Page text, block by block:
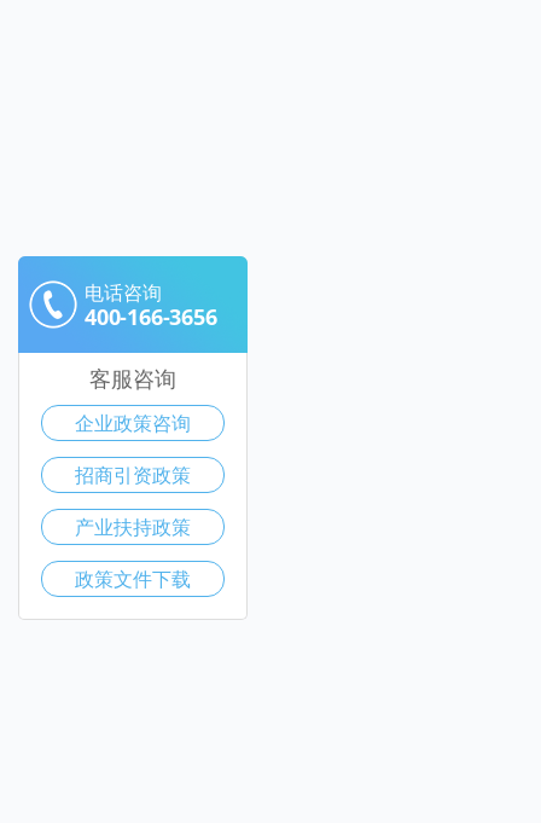
电话咨询
400-166-3656
客服咨询
企业政策咨询
招商引资政策
产业扶持政策
政策文件下载